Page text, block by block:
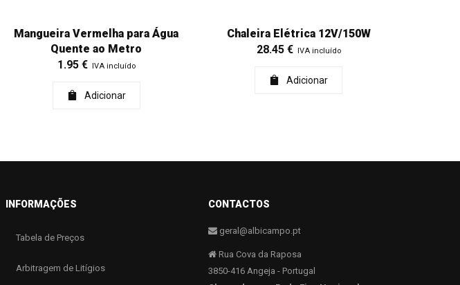
Mangueira Vermelha para Água
Quente ao Metro
1.95 € IVA incluído
Adicionar
Chaleira Elétrica 12V/150W
28.45 € IVA incluído
Adicionar
INFORMAÇÕES
Tabela de Preços
Arbitragem de Litígios
CONTACTOS
geral@albicampo.pt
Rua Cova da Raposa
3850-416 Angeja - Portugal